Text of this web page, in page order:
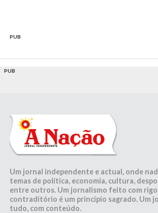
PUB
PUB
Um jornal independente e actual, onde
temas de política, economia, cultura,
entre outros. Um jornalismo feito com
contraditório é um princípio sagrado. Um
tudo, com conteúdo.